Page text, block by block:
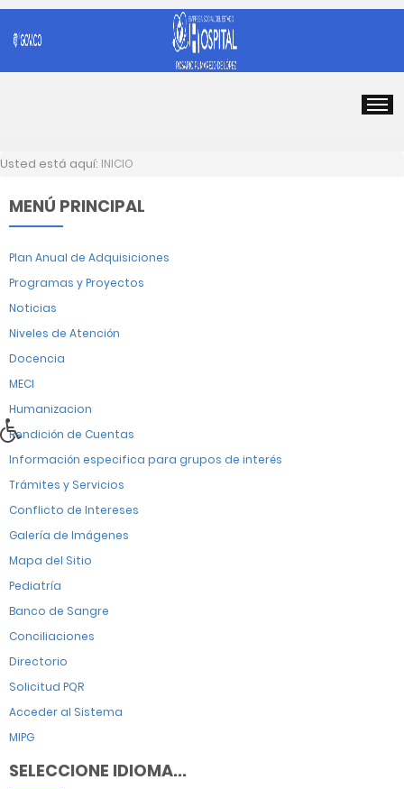
Usted está aquí: INICIO
MENÚ PRINCIPAL
Plan Anual de Adquisiciones
Programas y Proyectos
Noticias
Niveles de Atención
Docencia
MECI
Humanizacion
Rendición de Cuentas
Información especifica para grupos de interés
Trámites y Servicios
Conflicto de Intereses
Galería de Imágenes
Mapa del Sitio
Pediatría
Banco de Sangre
Conciliaciones
Directorio
Solicitud PQR
Acceder al Sistema
MIPG
SELECCIONE IDIOMA...